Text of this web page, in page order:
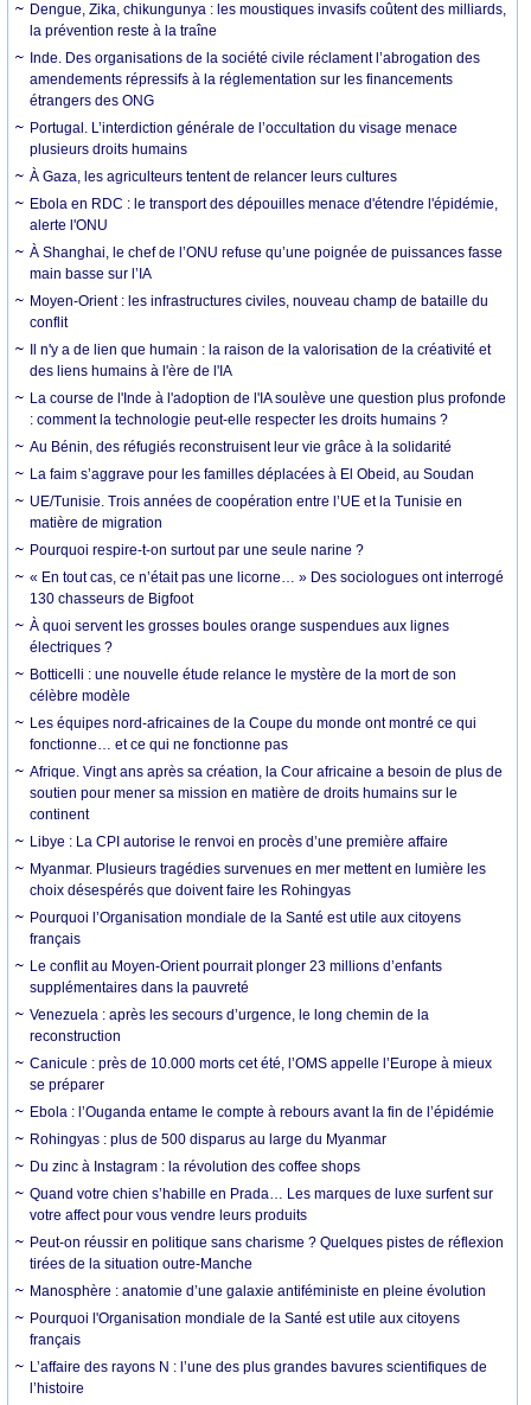
Dengue, Zika, chikungunya : les moustiques invasifs coûtent des milliards,
la prévention reste à la traîne
Inde. Des organisations de la société civile réclament l’abrogation des
amendements répressifs à la réglementation sur les financements
étrangers des ONG
Portugal. L’interdiction générale de l’occultation du visage menace
plusieurs droits humains
À Gaza, les agriculteurs tentent de relancer leurs cultures
Ebola en RDC : le transport des dépouilles menace d'étendre l'épidémie,
alerte l'ONU
À Shanghai, le chef de l’ONU refuse qu’une poignée de puissances fasse
main basse sur l’IA
Moyen-Orient : les infrastructures civiles, nouveau champ de bataille du
conflit
Il n'y a de lien que humain : la raison de la valorisation de la créativité et
des liens humains à l'ère de l'IA
La course de l'Inde à l'adoption de l'IA soulève une question plus profonde
: comment la technologie peut-elle respecter les droits humains ?
Au Bénin, des réfugiés reconstruisent leur vie grâce à la solidarité
La faim s’aggrave pour les familles déplacées à El Obeid, au Soudan
UE/Tunisie. Trois années de coopération entre l’UE et la Tunisie en
matière de migration
Pourquoi respire-t-on surtout par une seule narine ?
« En tout cas, ce n’était pas une licorne… » Des sociologues ont interrogé
130 chasseurs de Bigfoot
À quoi servent les grosses boules orange suspendues aux lignes
électriques ?
Botticelli : une nouvelle étude relance le mystère de la mort de son
célèbre modèle
Les équipes nord-africaines de la Coupe du monde ont montré ce qui
fonctionne… et ce qui ne fonctionne pas
Afrique. Vingt ans après sa création, la Cour africaine a besoin de plus de
soutien pour mener sa mission en matière de droits humains sur le
continent
Libye : La CPI autorise le renvoi en procès d’une première affaire
Myanmar. Plusieurs tragédies survenues en mer mettent en lumière les
choix désespérés que doivent faire les Rohingyas
Pourquoi l’Organisation mondiale de la Santé est utile aux citoyens
français
Le conflit au Moyen-Orient pourrait plonger 23 millions d’enfants
supplémentaires dans la pauvreté
Venezuela : après les secours d’urgence, le long chemin de la
reconstruction
Canicule : près de 10.000 morts cet été, l’OMS appelle l’Europe à mieux
se préparer
Ebola : l’Ouganda entame le compte à rebours avant la fin de l’épidémie
Rohingyas : plus de 500 disparus au large du Myanmar
Du zinc à Instagram : la révolution des coffee shops
Quand votre chien s’habille en Prada… Les marques de luxe surfent sur
votre affect pour vous vendre leurs produits
Peut-on réussir en politique sans charisme ? Quelques pistes de réflexion
tirées de la situation outre-Manche
Manosphère : anatomie d’une galaxie antiféministe en pleine évolution
Pourquoi l'Organisation mondiale de la Santé est utile aux citoyens
français
L’affaire des rayons N : l’une des plus grandes bavures scientifiques de
l’histoire